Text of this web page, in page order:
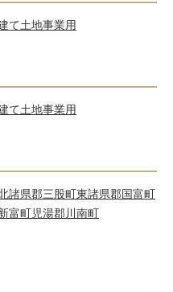
て土地事業用
て土地事業用
諸県郡三股町東諸県郡国富町
富町児湯郡川南町